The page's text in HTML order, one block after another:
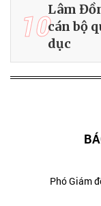
10Lâm
cán bộ
dục
Phó Giám